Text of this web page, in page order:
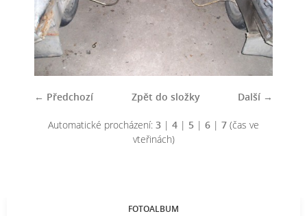
← Předchozí Další →
Zpět do složky
Automatické procházení: 3 | 4 | 5 | 6 | 7 (čas ve
vteřinách)
FOTOALBUM